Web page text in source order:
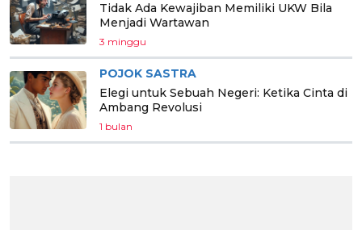
Tidak Ada Kewajiban Memiliki UKW Bila
Menjadi Wartawan
3 minggu
POJOK SASTRA
Elegi untuk Sebuah Negeri: Ketika Cinta di
Ambang Revolusi
1 bulan